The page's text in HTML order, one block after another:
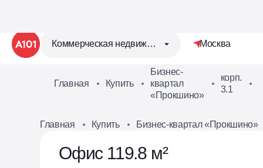
Коммерческая недвижимость Москва
Главная Купить
Бизнес-
квартал
«Прокшино»
корп.
3.1
Главная Купить Бизнес-квартал «Прокшино»
Офис 119.8 м²